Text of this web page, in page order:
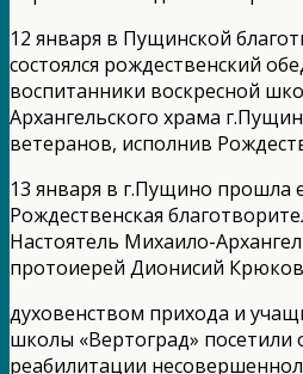
12 января в Пущинской
состоялся рождественский
воспитанники воскресной
Архангельского храма
ветеранов, исполнив
13 января в г.Пущино прошла
Рождественская
Настоятель Михаило-
протоиерей Дионисий
духовенством прихода и
школы «Вертоград» посетили
реабилитации